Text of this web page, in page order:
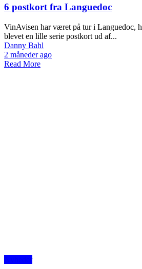
6 postkort fra Languedoc
VinAvisen har været på tur i Languedoc,
blevet en lille serie postkort ud af...
Danny Bahl
2 måneder ago
Read More